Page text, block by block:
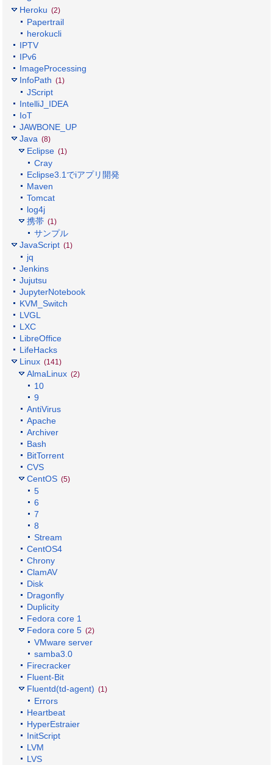
Heroku (2)
Papertrail
herokucli
IPTV
IPv6
ImageProcessing
InfoPath (1)
JScript
IntelliJ_IDEA
IoT
JAWBONE_UP
Java (8)
Eclipse (1)
Cray
Eclipse3.1でiアプリ開発
Maven
Tomcat
log4j
携帯 (1)
サンプル
JavaScript (1)
jq
Jenkins
Jujutsu
JupyterNotebook
KVM_Switch
LVGL
LXC
LibreOffice
LifeHacks
Linux (141)
AlmaLinux (2)
10
9
AntiVirus
Apache
Archiver
Bash
BitTorrent
CVS
CentOS (5)
5
6
7
8
Stream
CentOS4
Chrony
ClamAV
Disk
Dragonfly
Duplicity
Fedora core 1
Fedora core 5 (2)
VMware server
samba3.0
Firecracker
Fluent-Bit
Fluentd(td-agent) (1)
Errors
Heartbeat
HyperEstraier
InitScript
LVM
LVS